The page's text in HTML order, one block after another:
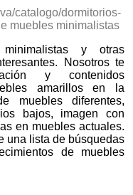
minimalistas y otras
Nosotros te
y contenidos
amarillos en la
muebles diferentes,
bajos, imagen con
en muebles actuales.
una lista de búsquedas
de muebles